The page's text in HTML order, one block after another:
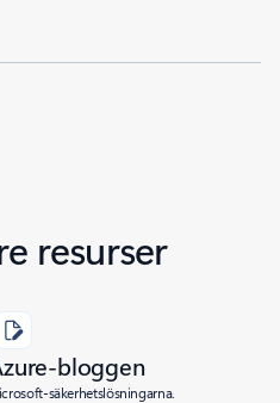
resurser
bloggen
säkerhetslösningarna.